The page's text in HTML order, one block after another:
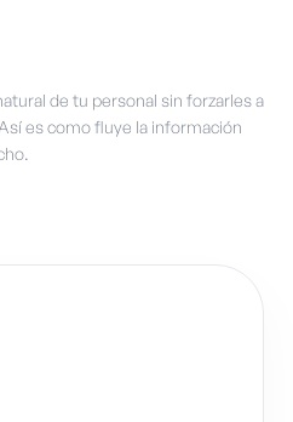
de tu personal sin forzarles a
es como fluye la información